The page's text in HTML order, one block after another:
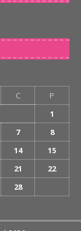
C
P
1
7
8
14
15
21
22
28